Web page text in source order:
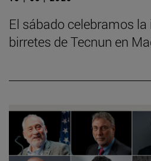
El sábado celebramos
birretes de Tecnun en